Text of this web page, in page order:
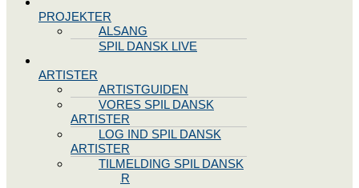
PROJEKTER
ALSANG
SPIL DANSK LIVE
ARTISTER
ARTISTGUIDEN
VORES SPIL DANSK
ARTISTER
LOG IND SPIL DANSK
ARTISTER
TILMELDING SPIL DANSK
ARTISTER